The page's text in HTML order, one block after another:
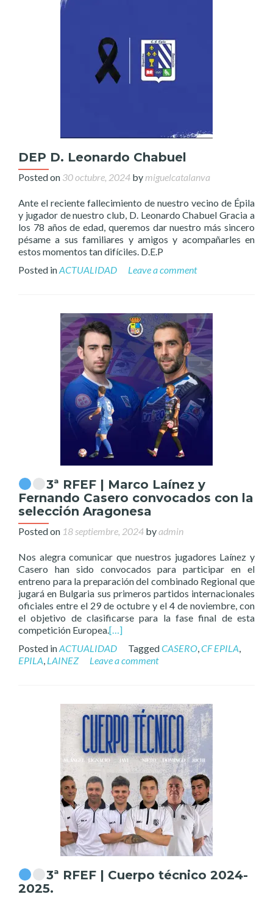
DEP D. Leonardo Chabuel
Posted on 30 octubre, 2024 by miguelcatalanva
Ante el reciente fallecimiento de nuestro vecino de Épila
y jugador de nuestro club, D. Leonardo Chabuel Gracia a
los 78 años de edad, queremos dar nuestro más sincero
pésame a sus familiares y amigos y acompañarles en
estos momentos tan difíciles. D.E.P
Posted inACTUALIDAD Leave a comment
3ª RFEF | Marco Laínez y
Fernando Casero convocados con la
selección Aragonesa
Posted on 18 septiembre, 2024 byadmin
Nos alegra comunicar que nuestros jugadores Laínez y
Casero han sido convocados para participar en el
entreno para la preparación del combinado Regional que
jugará en Bulgaria sus primeros partidos internacionales
oficiales entre el 29 de octubre y el 4 de noviembre, con
el objetivo de clasificarse para la fase final de esta
competición Europea.[…]
Posted inACTUALIDAD TaggedCASERO,CF EPILA,
EPILA, LAINEZ Leave a comment
3ª RFEF | Cuerpo técnico 2024-
2025.